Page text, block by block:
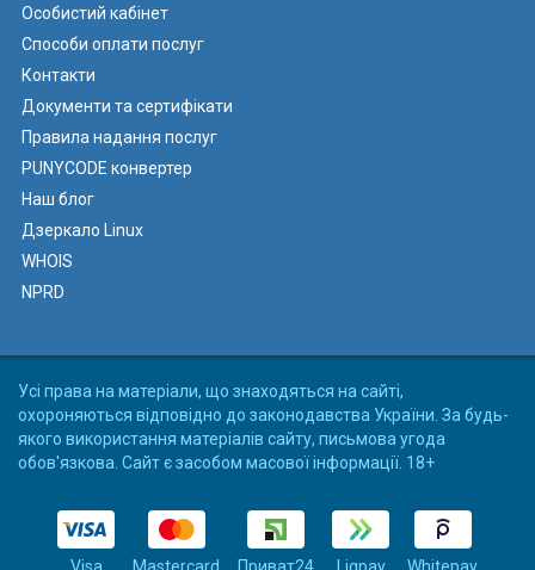
Особистий кабінет
Способи оплати послуг
Контакти
Документи та сертифікати
Правила надання послуг
PUNYCODE конвертер
Наш блог
Дзеркало Linux
WHOIS
NPRD
Усі права на матеріали, що знаходяться на сайті,
охороняються відповідно до законодавства України. За будь-
якого використання матеріалів сайту, письмова угода
обов'язкова. Сайт є засобом масової інформації. 18+